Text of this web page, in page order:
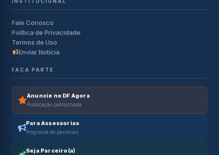
Fale Conosco
Política de Privacidade
Termos de Uso
Enviar Notícia
FAÇA PARTE
Anuncie no DF Agora
Publicação patrocinada
Para Assessorias
Programa de parcerias
Seja Parceiro(a)